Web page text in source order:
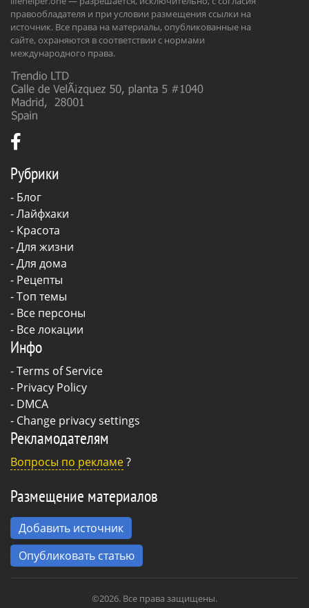
правообладателя и при условии размещения ссылки на
источник. Все права на материалы, опубликованные на
сайте, охраняются в соответствии с нормами
международного права.
Рубрики
- Блог
-Лайфхаки
- Красота
-Для жизни
-Для дома
- Рецепты
- Топ темы
- Все персоны
- Все локации
Инфо
-Terms of Service
- Privacy Policy
- DMCA
- Change privacy settings
Рекламодателям
Вопросы по рекламе?
Размещение материалов
Добавить источник
Опубликовать статью
©2026. Все права защищены.